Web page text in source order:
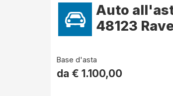
Auto
48123
Base d'asta
da € 1.100,00